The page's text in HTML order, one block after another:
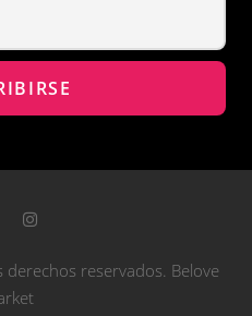
reservados. Belove